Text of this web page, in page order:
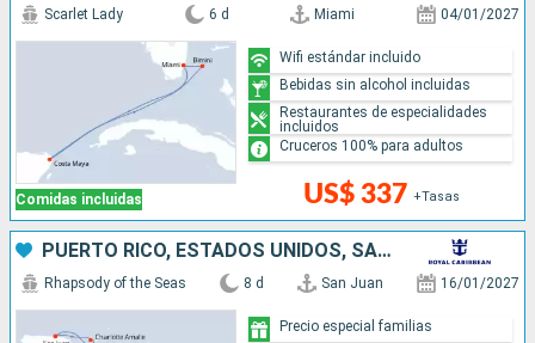
Comidas incluidas
Scarlet Lady 6 d Miami 04/01/2027
US$ 337 +Tasas
Wifi estándar incluido
Bebidas sin alcohol incluidas
Restaurantes de especialidades
incluidos
Cruceros 100% para adultos
PUERTO RICO, ESTADOS UNIDOS, SAN MARTÍN, ANTIGUA Y BARBUDA, DOMINICA
Rhapsody of the Seas 8 d San Juan 16/01/2027
Precio especial familias